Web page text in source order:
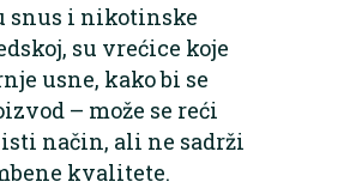
snus i nikotinske
su vrećice koje
usne, kako bi se
– može se reći
način, ali ne sadrži
kvalitete.